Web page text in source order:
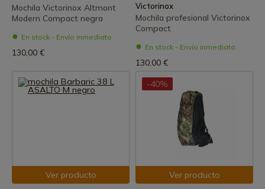
Mochila Victorinox Altmont
Modern Compact negra
En stock - Envío inmediato
130,00 €
Victorinox
Mochila profesional Victorinox
Compact
En stock - Envío inmediato
130,00 €
Ver producto
-40%
Ver producto